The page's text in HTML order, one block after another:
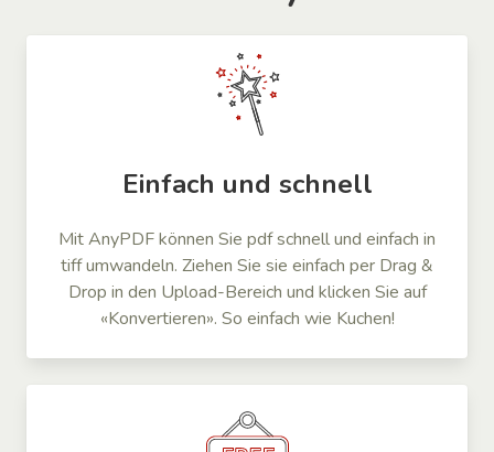
Einfach und schnell
Mit AnyPDF können Sie pdf schnell und einfach in
tiff umwandeln. Ziehen Sie sie einfach per Drag &
Drop in den Upload-Bereich und klicken Sie auf
«Konvertieren». So einfach wie Kuchen!